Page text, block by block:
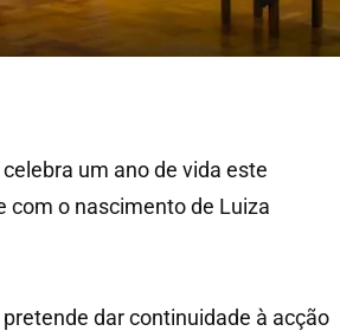
um ano de vida este
com o nascimento de Luiza
dar continuidade à acção